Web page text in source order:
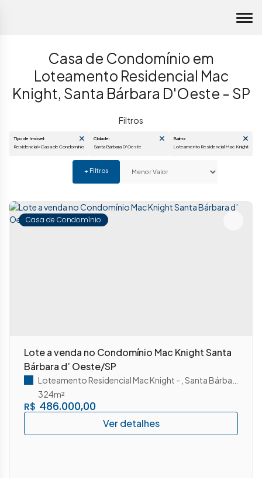
Casa de Condomínio em
Loteamento Residencial Mac
Knight, Santa Bárbara D'Oeste - SP
Residencial » Casa de Condomínio Santa Bárbara D'Oeste
Casa de Condomínio
Lote a venda no Condomínio Mac Knight Santa
Bárbara d’ Oeste/SP
R$ 486.000,00
Loteamento Residencial Mac Knight
Santa Bárbara D'Oeste
324m²